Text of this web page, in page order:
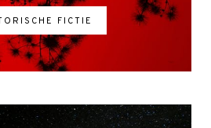
FICTIE